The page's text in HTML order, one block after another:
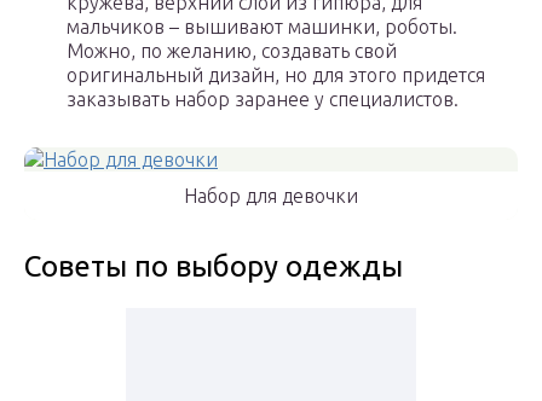
мальчиков – вышивают машинки, роботы.
Можно, по желанию, создавать свой
оригинальный дизайн, но для этого придется
заказывать набор заранее у специалистов.
Набор для девочки
Советы по выбору одежды